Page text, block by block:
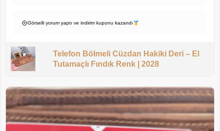
Görselli yorum yaptı ve indirim kuponu kazandı
Telefon Bölmeli Cüzdan Hakiki Deri – El
Tutamaçlı Fındık Renk | 2028